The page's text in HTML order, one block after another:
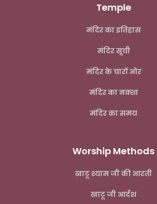
Temple
मंदिर का इतिहास
मंदिर सूची
मंदिर के चारों ओर
मंदिर का नक्शा
मंदिर का समय
Worship Methods
खाटू श्याम जी की आरती
खाटू जी आर्दश